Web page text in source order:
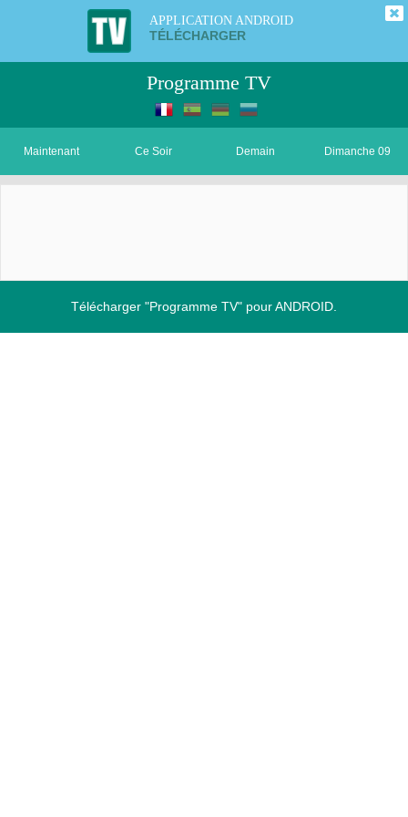
APPLICATION ANDROID
TÉLÉCHARGER
Programme TV
Maintenant Ce Soir Demain Dimanche 09
Télécharger "Programme TV" pour ANDROID.